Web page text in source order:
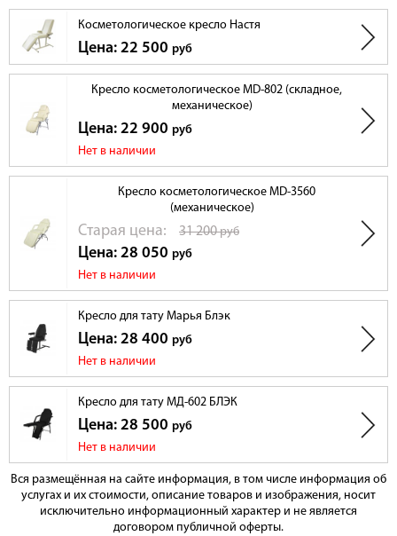
Косметологическое кресло Настя
Цена: 22 500 руб
Кресло косметологическое МD-802 (складное,
механическое)
Цена: 22 900 руб
Нет в наличии
Кресло косметологическое MD-3560
(механическое)
Cтарая цена: 31 200руб
Цена: 28 050 руб
Нет в наличии
Кресло для тату Марья Блэк
Цена: 28 400 руб
Нет в наличии
Кресло для тату МД-602 БЛЭК
Цена: 28 500 руб
Нет в наличии
Вся размещённая на сайте информация, в том числе информация об
услугах и их стоимости, описание товаров и изображения, носит
исключительно информационный характер и не является
договором публичной оферты.